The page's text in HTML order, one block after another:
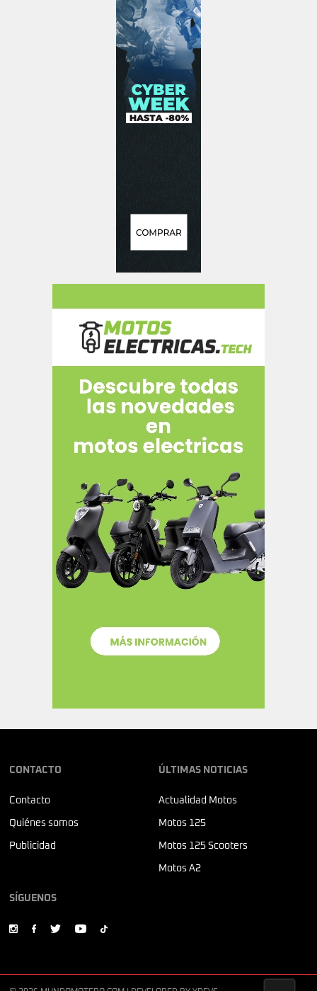
CONTACTO
Contacto
Quiénes somos
Publicidad
ÚLTIMAS NOTICIAS
Actualidad Motos
Motos 125
Motos 125 Scooters
Motos A2
SÍGUENOS